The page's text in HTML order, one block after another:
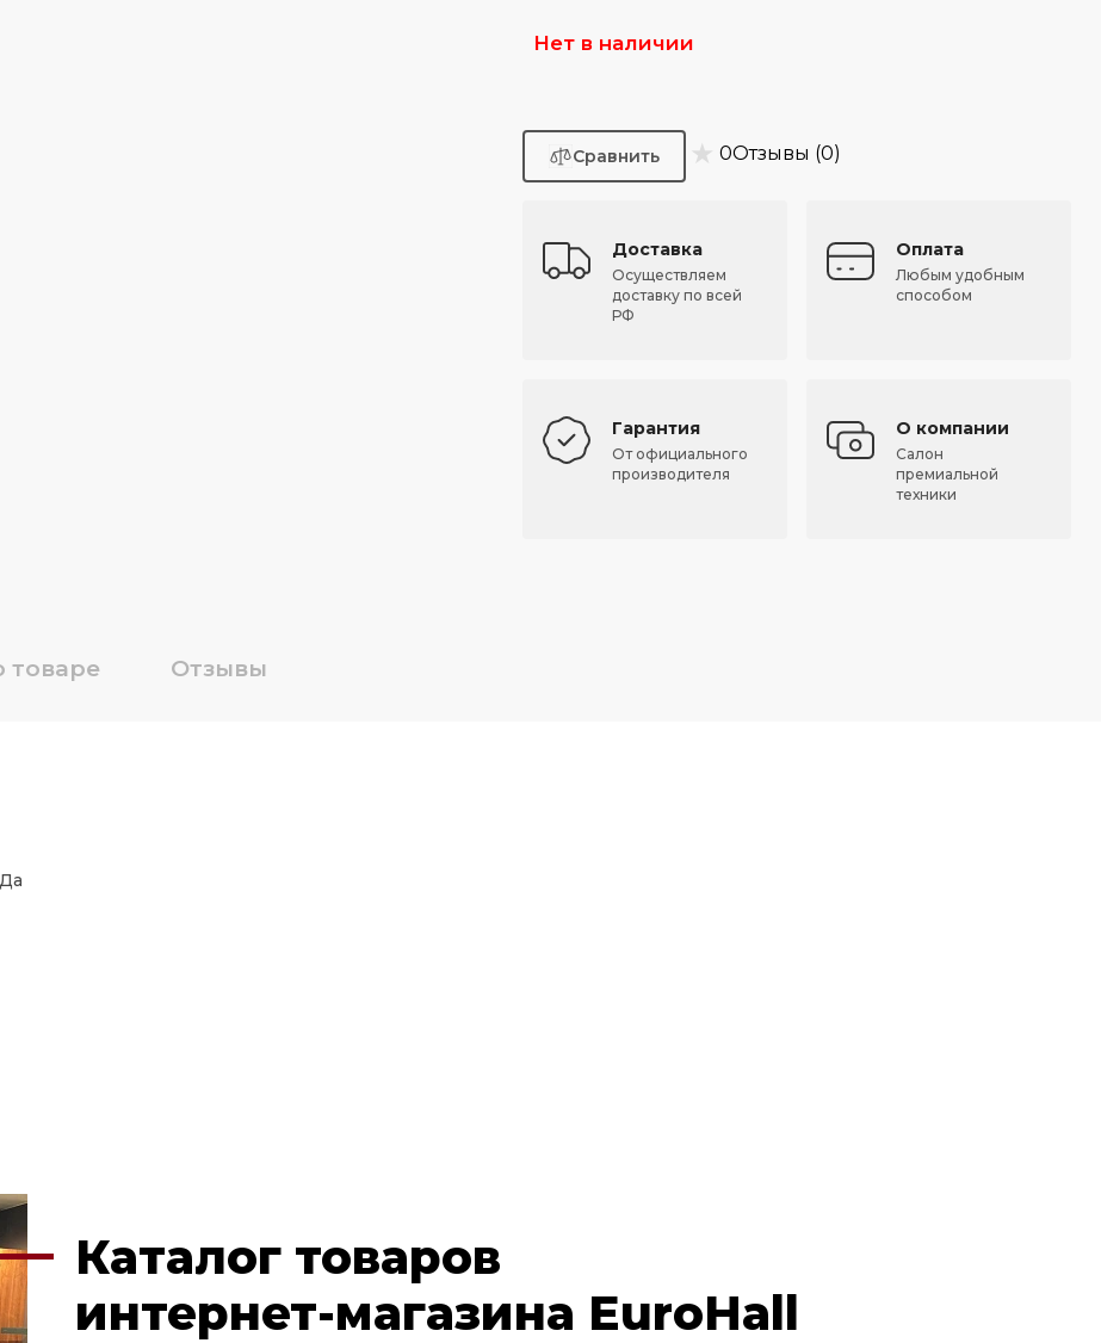
Нет в наличии
★ 0Отзывы (0)
Доставка
Осуществляем
доставку по всей
РФ
Оплата
Любым удобным
способом
Гарантия
От официального
производителя
О компании
Салон
премиальной
техники
товаре Отзывы
Да
Каталог товаров
интернет-магазина EuroHall